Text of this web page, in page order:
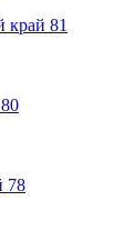
край 81
80
78